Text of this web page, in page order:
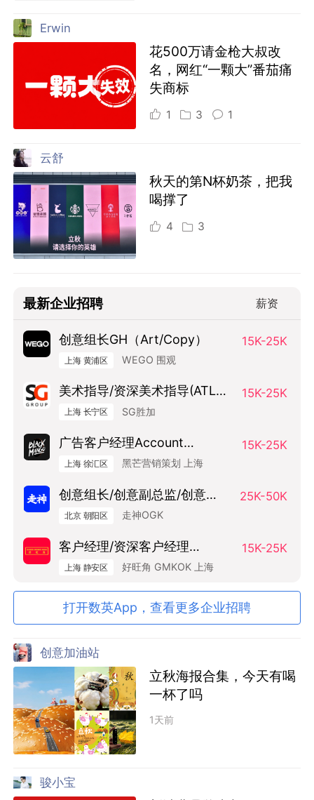
Erwin
花500万请金枪大叔改
名，网红“一颗大”番茄痛
失商标
1 3 1
云舒
秋天的第N杯奶茶，把我
喝撑了
4 3
最新企业招聘 薪资
创意组长GH（Art/Copy） 15K-25K
上海 黄浦区 WEGO 围观
美术指导/资深美术指导(ATL方
向）
15K-25K
上海 长宁区 SG胜加
广告客户经理Account
Manager
15K-25K
上海 徐汇区 黑芒营销策划 上海
创意组长/创意副总监/创意总
监（Art Base）
25K-50K
北京 朝阳区 走神OGK
客户经理/资深客户经理
SAM/AM
15K-25K
上海 静安区 好旺角 GMKOK 上海
打开数英App，查看更多企业招聘
创意加油站
立秋海报合集，今天有喝
一杯了吗
1天前
骏小宝